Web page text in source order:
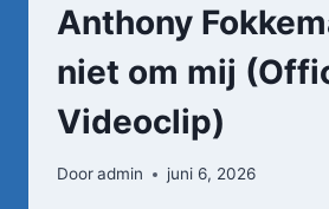
Anthony
niet om mij
Videoclip)
Dooradmin juni 6, 2026